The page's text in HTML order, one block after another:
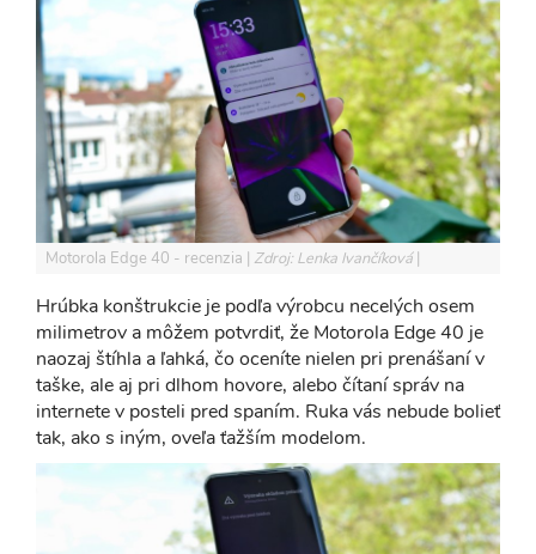
Motorola Edge 40 - recenzia Zdroj: Lenka Ivančíková
Hrúbka konštrukcie je podľa výrobcu necelých osem
milimetrov a môžem potvrdiť, že Motorola Edge 40 je
naozaj štíhla a ľahká, čo oceníte nielen pri prenášaní v
taške, ale aj pri dlhom hovore, alebo čítaní správ na
internete v posteli pred spaním. Ruka vás nebude bolieť
tak, ako s iným, oveľa ťažším modelom.